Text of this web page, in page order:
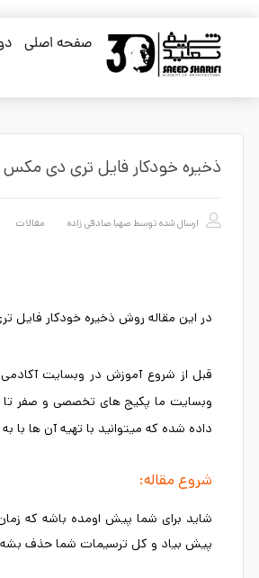
صفحه اصلی
ذخیره خودکار فایل تری دی مکس
ارسال شده توسط صهبا صادقی زاده مقالات
در این مقاله روش ذخیره خودکار فایل
قبل از شروع آموزش در وبسایت
وبسایت ما پکیج های تخصصی و صفر تا
داده شده که میتوانید با تهیه آن ها با به
شروع مقاله:
شاید برای شما پیش اومده باشه که
پیش بیاد و کل ترسیمات شما حذف بشه.